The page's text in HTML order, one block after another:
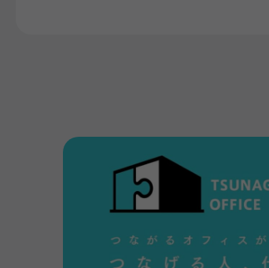
「確かに。でも、くつろげる空
状況によって使い分けられるオフィスが
Q 日本式とアメリカ式どっちの